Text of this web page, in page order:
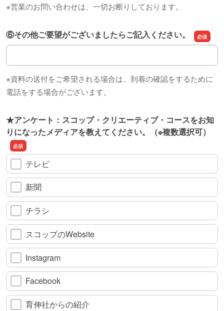
※営業のお問い合わせは、一切お断りしております。
⑥その他ご要望がございましたらご記入ください。
⑥その他ご要望がございましたらご記入ください。
※資料の送付をご希望される場合は、到着の確認をするために
電話をする場合がございます。
★アンケート：スコップ・クリエーティブ・コースをお知
りになったメディアを教えてください。（※複数選択可）
テレビ
新聞
チラシ
スコップのWebsite
Instagram
Facebook
育伸社からの紹介